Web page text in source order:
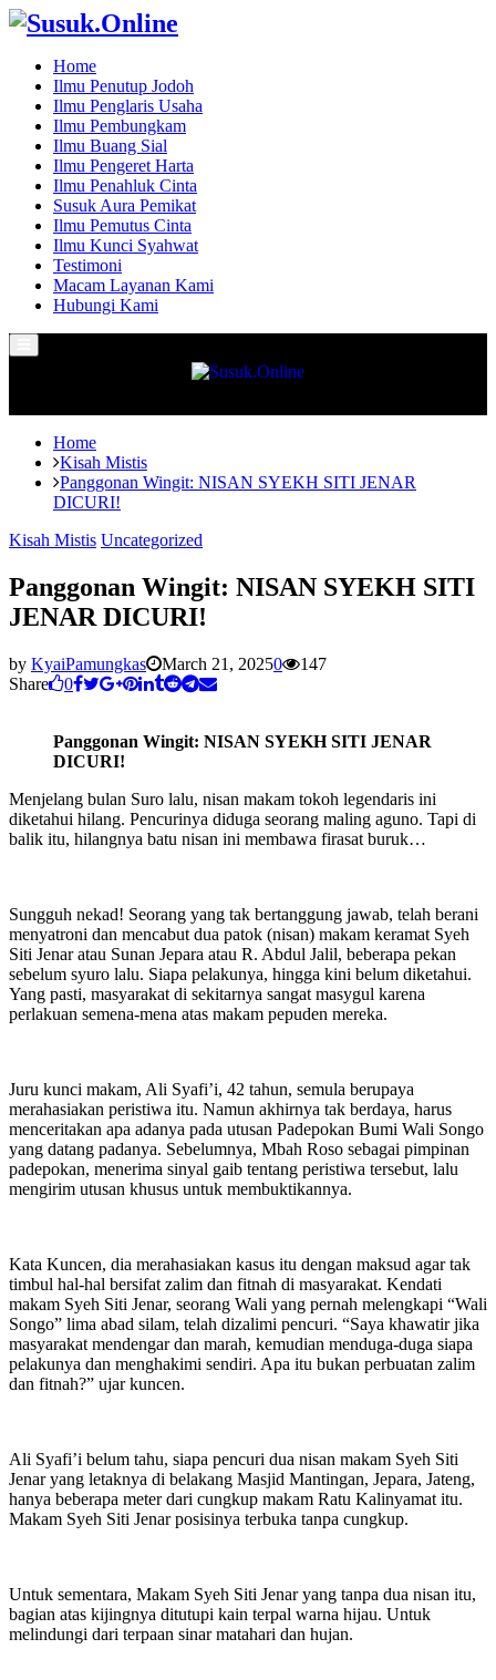
Home
Ilmu Penutup Jodoh
Ilmu Penglaris Usaha
Ilmu Pembungkam
Ilmu Buang Sial
Ilmu Pengeret Harta
Ilmu Penahluk Cinta
Susuk Aura Pemikat
Ilmu Pemutus Cinta
Ilmu Kunci Syahwat
Testimoni
Macam Layanan Kami
Hubungi Kami
Menu
Home
Kisah Mistis
Panggonan Wingit: NISAN SYEKH SITI JENAR
DICURI!
Kisah Mistis Uncategorized
Panggonan Wingit: NISAN SYEKH SITI
JENAR DICURI!
by KyaiPamungkas March 21, 20250
147
Share
0
Panggonan Wingit: NISAN SYEKH SITI JENAR
DICURI!
Menjelang bulan Suro lalu, nisan makam tokoh legendaris ini
diketahui hilang. Pencurinya diduga seorang maling aguno. Tapi di
balik itu, hilangnya batu nisan ini membawa firasat buruk…
Sungguh nekad! Seorang yang tak bertanggung jawab, telah berani
menyatroni dan mencabut dua patok (nisan) makam keramat Syeh
Siti Jenar atau Sunan Jepara atau R. Abdul Jalil, beberapa pekan
sebelum syuro lalu. Siapa pelakunya, hingga kini belum diketahui.
Yang pasti, masyarakat di sekitarnya sangat masygul karena
perlakuan semena-mena atas makam pepuden mereka.
Juru kunci makam, Ali Syafi’i, 42 tahun, semula berupaya
merahasiakan peristiwa itu. Namun akhirnya tak berdaya, harus
menceritakan apa adanya pada utusan Padepokan Bumi Wali Songo
yang datang padanya. Sebelumnya, Mbah Roso sebagai pimpinan
padepokan, menerima sinyal gaib tentang peristiwa tersebut, lalu
mengirim utusan khusus untuk membuktikannya.
Kata Kuncen, dia merahasiakan kasus itu dengan maksud agar tak
timbul hal-hal bersifat zalim dan fitnah di masyarakat. Kendati
makam Syeh Siti Jenar, seorang Wali yang pernah melengkapi “Wali
Songo” lima abad silam, telah dizalimi pencuri. “Saya khawatir jika
masyarakat mendengar dan marah, kemudian menduga-duga siapa
pelakunya dan menghakimi sendiri. Apa itu bukan perbuatan zalim
dan fitnah?” ujar kuncen.
Ali Syafi’i belum tahu, siapa pencuri dua nisan makam Syeh Siti
Jenar yang letaknya di belakang Masjid Mantingan, Jepara, Jateng,
hanya beberapa meter dari cungkup makam Ratu Kalinyamat itu.
Makam Syeh Siti Jenar posisinya terbuka tanpa cungkup.
Untuk sementara, Makam Syeh Siti Jenar yang tanpa dua nisan itu,
bagian atas kijingnya ditutupi kain terpal warna hijau. Untuk
melindungi dari terpaan sinar matahari dan hujan.